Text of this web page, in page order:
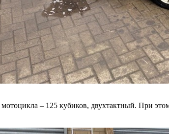
– 125 кубиков, двухтактный. При